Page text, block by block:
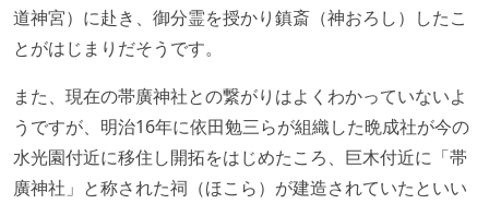
道神宮）に赴き、御分霊を授かり鎮斎（神おろし）したこ
とがはじまりだそうです。
また、現在の帯廣神社との繋がりはよくわかっていないよ
うですが、明治16年に依田勉三らが組織した晩成社が今の
水光園付近に移住し開拓をはじめたころ、巨木付近に「帯
廣神社」と称された祠（ほこら）が建造されていたといい